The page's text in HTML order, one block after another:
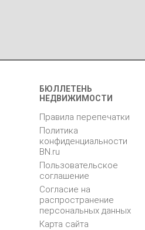
БЮЛЛЕТЕНЬ
НЕДВИЖИМОСТИ
Правила перепечатки
Политика
конфиденциальности
BN.ru
Пользовательское
соглашение
Согласие на
распространение
персональных данных
Карта сайта